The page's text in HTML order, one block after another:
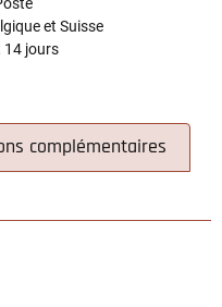
et Suisse
jours
complémentaires